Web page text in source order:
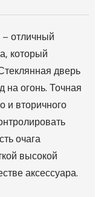
– отличный
который
дверь
на огонь. Точная
и вторичного
очага
высокой
аксессуара.